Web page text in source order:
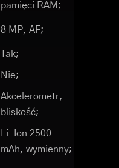
pamięci RAM;
8 MP, AF;
Tak;
Nie;
Akcelerometr,
bliskość;
Li-Ion 2500
mAh, wymienny;